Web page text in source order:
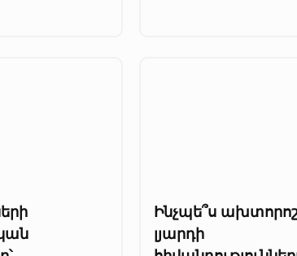
Ինչպե՞ս
լյարդի